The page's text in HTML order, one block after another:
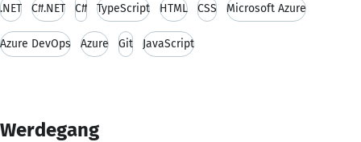
.NET C#.NET C# TypeScript HTML CSS Microsoft Azure
Azure DevOps Azure Git JavaScript
Werdegang